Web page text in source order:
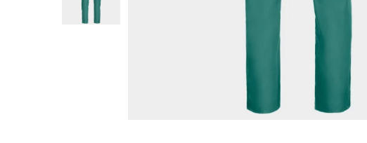
Caiete si blocnotesuri